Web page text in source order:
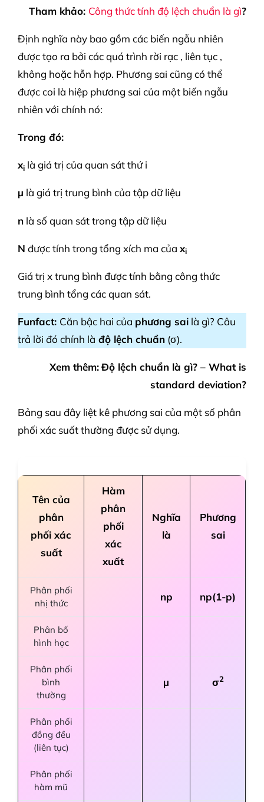
Tham khảo: Công thức tính độ lệch chuẩn là gì?
Định nghĩa này bao gồm các biến ngẫu nhiên
được tạo ra bởi các quá trình rời rạc , liên tục ,
không hoặc hỗn hợp. Phương sai cũng có thể
được coi là hiệp phương sai của một biến ngẫu
nhiên với chính nó:
Trong đó:
xi là giá trị của quan sát thứ i
µ là giá trị trung bình của tập dữ liệu
n là số quan sát trong tập dữ liệu
N được tính trong tổng xích ma củaxi
Giá trị x trung bình được tính bằng công thức
trung bình tổng các quan sát.
Funfact: Căn bậc hai của phương sai là gì? Câu
trả lời đó chính là độ lệch chuẩn (σ).
Xem thêm:Độ lệch chuẩn là gì? – What is
standard deviation?
Bảng sau đây liệt kê phương sai của một số phân
phối xác suất thường được sử dụng.
Tên của
phân
phối xác
suất
Hàm
phân
phối
xác
xuất
Nghĩa
là
Phương
sai
Phân phối
nhị thức
np np(1-p)
Phân bố
hình học
Phân phối
bình
thường
µ σ2
Phân phối
đồng đều
(liên tục)
Phân phối
hàm mũ